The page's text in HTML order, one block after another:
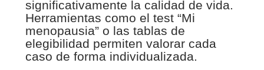
significativamente la calidad de vida.
Herramientas como el test “Mi
menopausia” o las tablas de
elegibilidad permiten valorar cada
caso de forma individualizada.